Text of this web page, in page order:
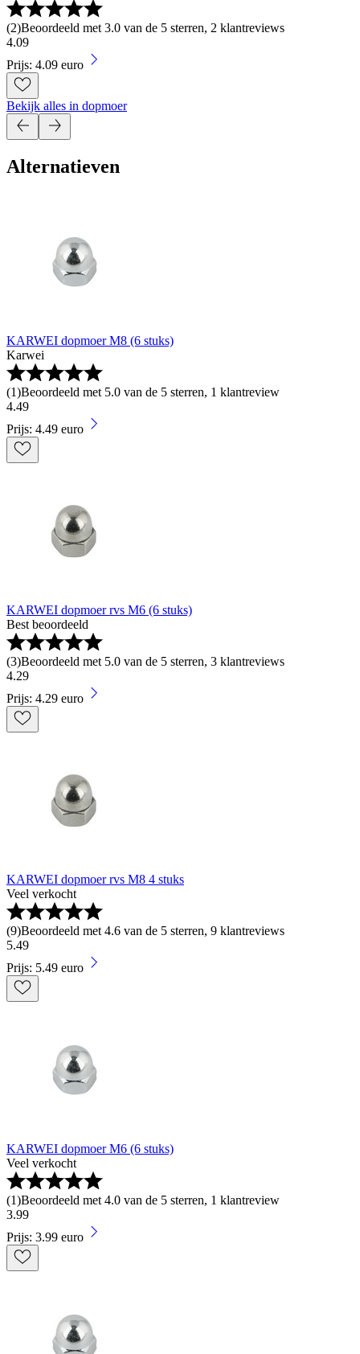
(2)Beoordeeld met 3.0 van de 5 sterren, 2 klantreviews
4.09
Prijs: 4.09 euro
Bekijk alles in dopmoer
Alternatieven
KARWEI dopmoer M8 (6 stuks)
Karwei
(1)Beoordeeld met 5.0 van de 5 sterren, 1 klantreview
4.49
Prijs: 4.49 euro
KARWEI dopmoer rvs M6 (6 stuks)
Best beoordeeld
(3)Beoordeeld met 5.0 van de 5 sterren, 3 klantreviews
4.29
Prijs: 4.29 euro
KARWEI dopmoer rvs M8 4 stuks
Veel verkocht
(9)Beoordeeld met 4.6 van de 5 sterren, 9 klantreviews
5.49
Prijs: 5.49 euro
KARWEI dopmoer M6 (6 stuks)
Veel verkocht
(1)Beoordeeld met 4.0 van de 5 sterren, 1 klantreview
3.99
Prijs: 3.99 euro